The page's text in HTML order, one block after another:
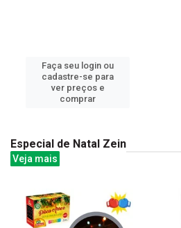
Faça seu login ou
cadastre-se para
ver preços e
comprar
Especial de Natal Zein
Veja mais